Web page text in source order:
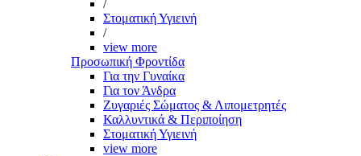
/
Στοματική Υγιεινή
/
view more
Προσωπική Φροντίδα
Για την Γυναίκα
Για τον Άνδρα
Ζυγαριές Σώματος & Λιπομετρητές
Καλλυντικά & Περιποίηση
Στοματική Υγιεινή
view more